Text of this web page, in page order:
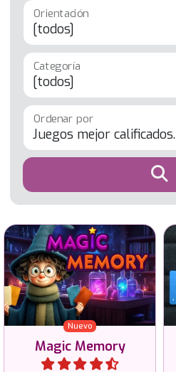
Orientación
Categoría
Ordenar por
Nuevo
Magic Memory
Encuentra rápidamente los
objetos mágicos ocultos en
este juego de «Magic
Memory».
Jugar